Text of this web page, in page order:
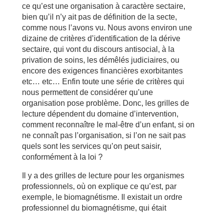
ce qu’est une organisation à caractère sectaire,
bien qu’il n’y ait pas de définition de la secte,
comme nous l’avons vu. Nous avons environ une
dizaine de critères d’identification de la dérive
sectaire, qui vont du discours antisocial, à la
privation de soins, les démêlés judiciaires, ou
encore des exigences financières exorbitantes
etc… etc… Enfin toute une série de critères qui
nous permettent de considérer qu’une
organisation pose problème. Donc, les grilles de
lecture dépendent du domaine d’intervention,
comment reconnaître le mal-être d’un enfant, si on
ne connaît pas l’organisation, si l’on ne sait pas
quels sont les services qu’on peut saisir,
conformément à la loi ?
Il y a des grilles de lecture pour les organismes
professionnels, où on explique ce qu’est, par
exemple, le biomagnétisme. Il existait un ordre
professionnel du biomagnétisme, qui était